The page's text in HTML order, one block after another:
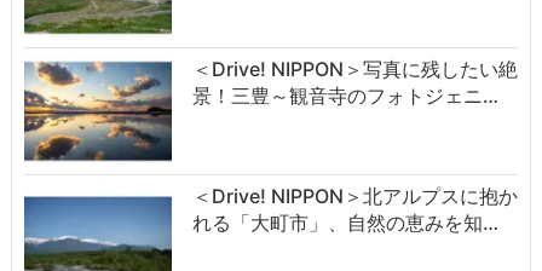
＜Drive! NIPPON＞写真に残したい絶
景！三豊～観音寺のフォトジェニ…
＜Drive! NIPPON＞北アルプスに抱か
れる「大町市」、自然の恵みを知…